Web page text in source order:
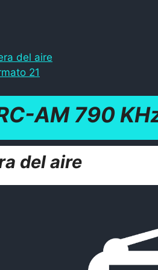
del aire
21
AM 790
del aire